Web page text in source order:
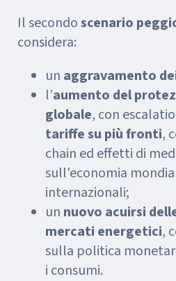
Il secondoscenario
considera:
un aggravamento
l’aumento del
globale, con
tariffe su più fronti,
chain ed effetti di
sull'economia
internazionali;
un nuovo acuirsi
mercati energetici,
sulla politica
i consumi.